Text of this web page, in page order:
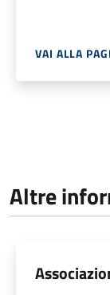
VAI ALLA
Altre